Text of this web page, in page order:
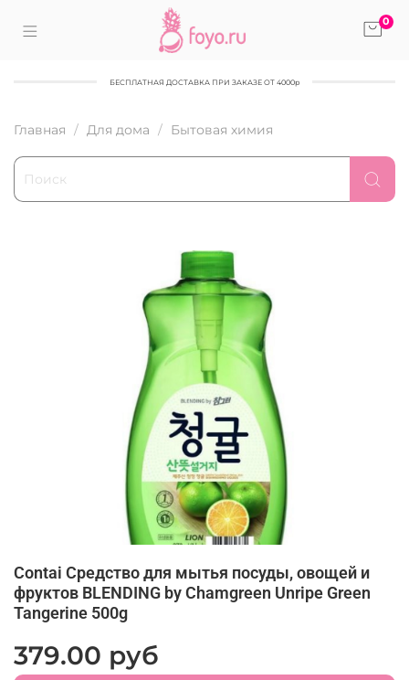
0
БЕСПЛАТНАЯ ДОСТАВКА ПРИ ЗАКАЗЕ ОТ 4000р
Главная Для дома Бытовая химия
Contai Средство для мытья посуды, овощей и
фруктов BLENDING by Chamgreen Unripe Green
Tangerine 500g
379.00 руб